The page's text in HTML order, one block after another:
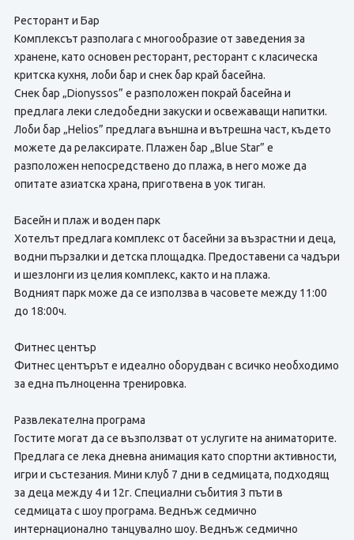
Ресторант и Бар
Комплексът разполага с многообразие от заведения за
хранене, като основен ресторант, ресторант с класическа
критска кухня, лоби бар и снек бар край басейна.
Снек бар „Dionyssos” е разположен покрай басейна и
предлага леки следобедни закуски и освежаващи напитки.
Лоби бар „Helios” предлага външна и вътрешна част, където
можете да релаксирате. Плажен бар „Blue Star” е
разположен непосредствено до плажа, в него може да
опитате азиатска храна, приготвена в уок тиган.
Басейн и плаж и воден парк
Хотелът предлага комплекс от басейни за възрастни и деца,
водни пързалки и детска площадка. Предоставени са чадъри
и шезлонги из целия комплекс, както и на плажа.
Водният парк може да се използва в часовете между 11:00
до 18:00ч.
Фитнес център
Фитнес центърът е идеално оборудван с всичко необходимо
за една пълноценна тренировка.
Развлекателна програма
Гостите могат да се възползват от услугите на аниматорите.
Предлага се лека дневна анимация като спортни активности,
игри и състезания. Мини клуб 7 дни в седмицата, подходящ
за деца между 4 и 12г. Специални събития 3 пъти в
седмицата с шоу програма. Веднъж седмично
интернационално танцувално шоу. Веднъж седмично